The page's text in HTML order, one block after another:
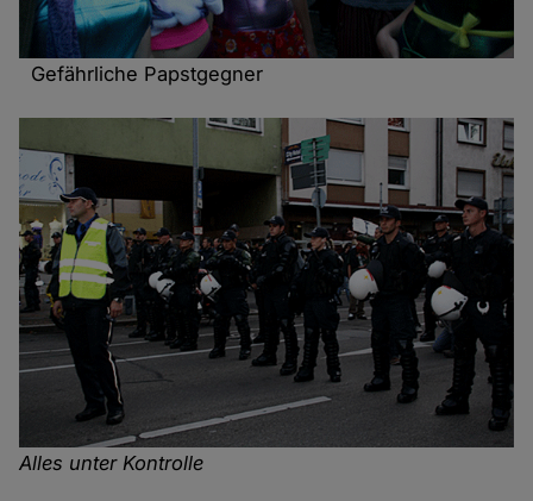
Gefährliche Papstgegner
Alles unter Kontrolle